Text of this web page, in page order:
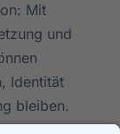
Mit
und
Identität
bleiben.